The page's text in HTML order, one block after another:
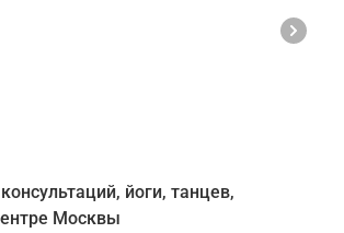
йоги, танцев,
Москвы